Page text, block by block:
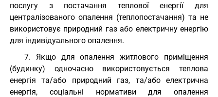
послугу з постачання теплової енергії для
централізованого опалення (теплопостачання) та не
використовує природний газ або електричну енергію
для індивідуального опалення.
7. Якщо для опалення житлового приміщення
(будинку) одночасно використовується теплова
енергія та/або природний газ, та/або електрична
енергія, соціальні нормативи для опалення